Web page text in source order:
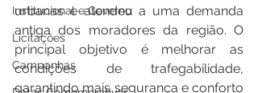
Institucional e Governo
Licitações
Campanhas
urbanas e atendeu a uma demanda
antiga dos moradores da região. O
principal objetivo é melhorar as
condições de trafegabilidade,
garantindo mais segurança e conforto